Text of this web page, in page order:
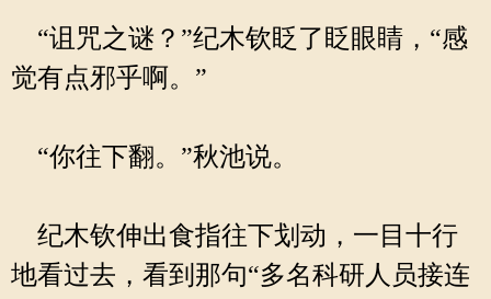
“诅咒之谜？”纪木钦眨了眨眼睛，“感
觉有点邪乎啊。”
“你往下翻。”秋池说。
纪木钦伸出食指往下划动，一目十行
地看过去，看到那句“多名科研人员接连